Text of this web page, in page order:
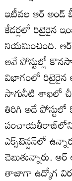
ఇటీవల ఆర్‌
కేడర్లలో రిటైరైన
నియమించింది. ఆర్‌
అవే పోస్టుల్లో
విభాగంలో రిటైరైన
సాగునీటి శాఖలో
తిరిగి అదే పోస్టులో
పంచాయతీరాజ్‌లోని
ఎక్స్‌టెన్షన్‌లో
చెబుతున్నారు.
తాజాగా ఉద్యోగ